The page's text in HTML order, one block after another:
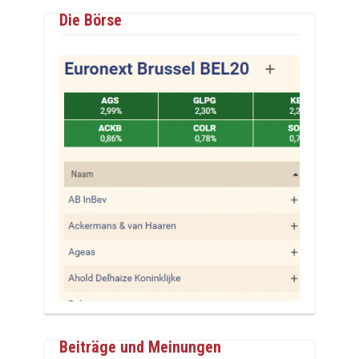
Die Börse
Beiträge und Meinungen